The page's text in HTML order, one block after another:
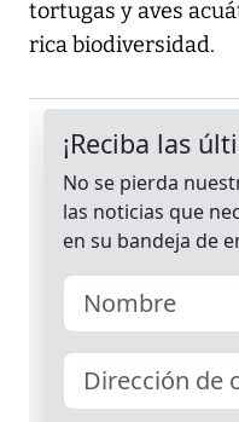
tortugas y aves
rica biodiversidad.